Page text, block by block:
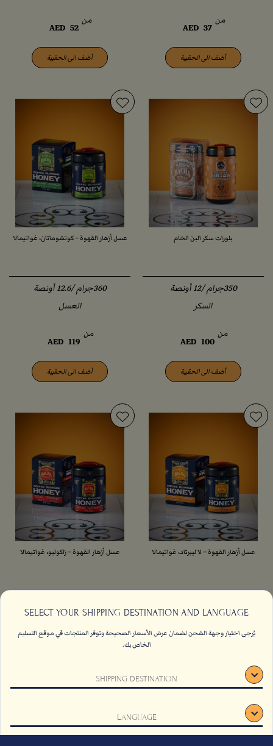
SELECT YOUR SHIPPING DESTINATION AND LANGUAGE
يُرجى اختيار وجهة الشحن لضمان عرض الأسعار الصحيحة وتوفر المنتجات في موقع التسليم
الخاص بك.
SHIPPING DESTINATION
LANGUAGE
من
AED 37
أضف الى الحقيبة
من
AED 52
أضف الى الحقيبة
بلورات سكر البن الخام
350جرام /12 أونصة
السكر
من
AED 100
أضف الى الحقيبة
عسل أزهار القهوة – كوتشوماتان، غواتيمالا
360جرام /12.6 أونصة
العسل
من
AED 119
أضف الى الحقيبة
عسل أزهار القهوة – لا ليبرتاد، غواتيمالا
العسل
أضف الى الحقيبة
عسل أزهار القهوة – زاكوليو، غواتيمالا
العسل
أضف الى الحقيبة
اتصل بنا
الاسئلة الشائعة
الاستدامة
اشتراك